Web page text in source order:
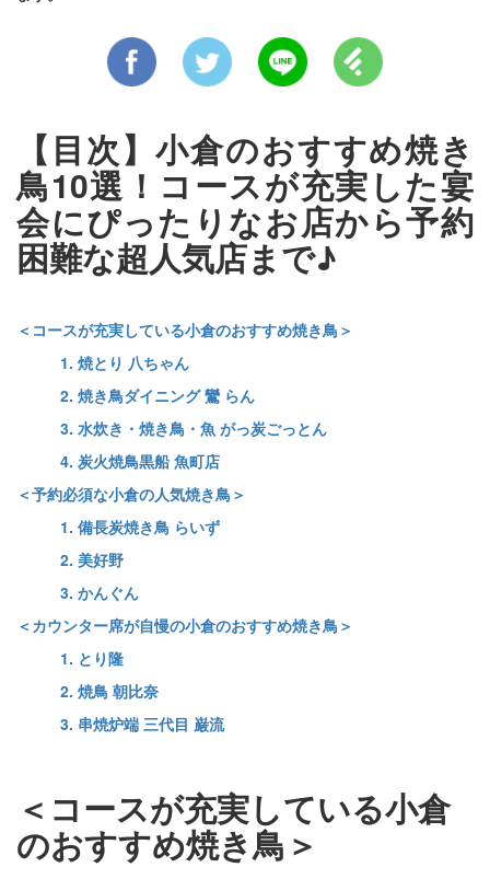
【目次】小倉のおすすめ焼き
鳥10選！コースが充実した宴
会にぴったりなお店から予約
困難な超人気店まで♪
＜コースが充実している小倉のおすすめ焼き鳥＞
1. 焼とり 八ちゃん
2. 焼き鳥ダイニング 鸞 らん
3. 水炊き・焼き鳥・魚 がっ炭ごっとん
4. 炭火焼鳥黒船 魚町店
＜予約必須な小倉の人気焼き鳥＞
1. 備長炭焼き鳥 らいず
2. 美好野
3. かんぐん
＜カウンター席が自慢の小倉のおすすめ焼き鳥＞
1. とり隆
2. 焼鳥 朝比奈
3. 串焼炉端 三代目 巌流
＜コースが充実している小倉
のおすすめ焼き鳥＞